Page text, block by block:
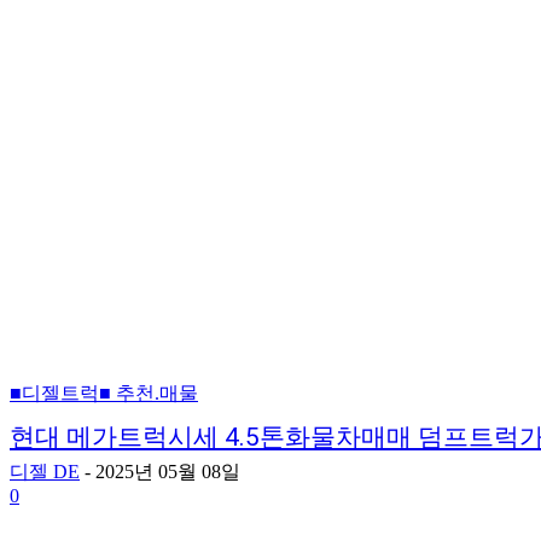
■디젤트럭■ 추천.매물
현대 메가트럭시세 4.5톤화물차매매 덤프트럭
디젤 DE - 2025년 05월 08일
0